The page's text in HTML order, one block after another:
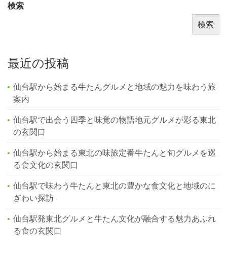
検索
検索
最近の投稿
仙台駅から始まる牛たんグルメと地域の魅力を味わう旅
案内
仙台駅で出会う四季と味覚の物語地元グルメが彩る東北
の玄関口
仙台駅から始まる東北の味旅定番牛たんと旬グルメを巡
る食文化の玄関口
仙台駅で味わう牛たんと東北の豊かな食文化と地域のに
ぎわい探訪
仙台駅発東北グルメと牛たん文化が融合する魅力あふれ
る食の玄関口